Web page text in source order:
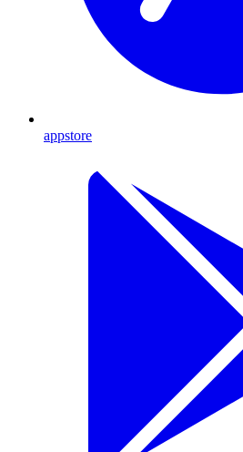
appstore